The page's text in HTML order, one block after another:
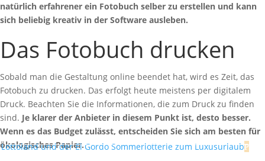
natürlich erfahrener ein Fotobuch selber zu erstellen und kann
sich beliebig kreativ in der Software ausleben.
Das Fotobuch drucken
Sobald man die Gestaltung online beendet hat, wird es Zeit, das
Fotobuch zu drucken. Das erfolgt heute meistens per digitalem
Druck. Beachten Sie die Informationen, die zum Druck zu finden
sind. Je klarer der Anbieter in diesem Punkt ist, desto besser.
Wenn es das Budget zulässt, entscheiden Sie sich am besten für
ökologisches Papier.